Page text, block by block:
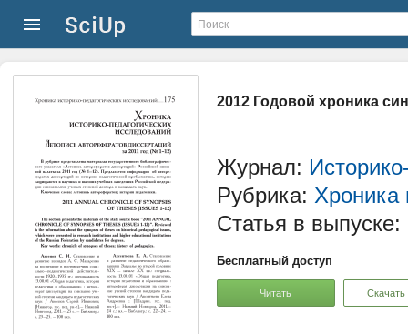
2012 Годовой хроника
Журнал:
Рубрика: Хроника
Статья в выпуске:
Бесплатный доступ
Читать Скачать